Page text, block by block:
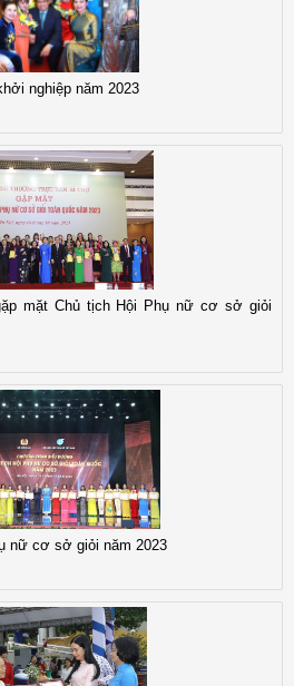
nghiệp năm 2023
mặt Chủ tịch Hội Phụ nữ cơ sở giỏi
nữ cơ sở giỏi năm 2023